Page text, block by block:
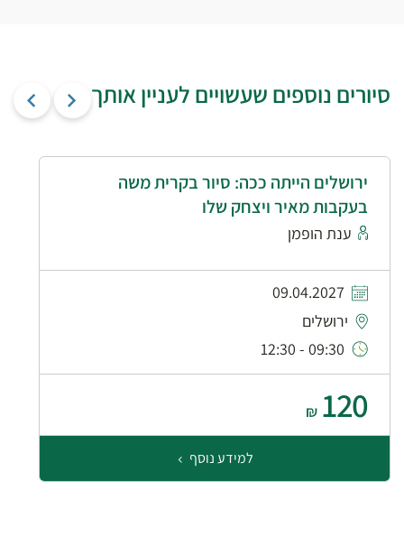
סיורים נוספים שעשויים לעניין אותך
ירושלים הייתה ככה: סיור בקרית משה
בעקבות מאיר ויצחק שלו
ענת הופמן
09.04.2027
ירושלים
09:30 - 12:30
120
₪
למידע נוסף